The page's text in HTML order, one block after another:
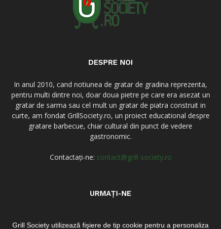
Grill Society utilizează fişiere de tip cookie pentru a personaliza
DESPRE NOI
In anul 2010, cand notiunea de gratar de gradina reprezenta,
pentru multi dintre noi, doar doua pietre pe care era asezat un
gratar de sarma sau cel mult un gratar de piatra construit in
curte, am fondat GrillSociety.ro, un proiect educational despre
gratare barbecue, chiar cultural din punct de vedere
gastronomic.
Contactați-ne: contact@grill-society.ro
URMAȚI-NE